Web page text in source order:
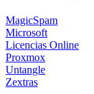
MagicSpam
Microsoft
Licencias Online
Proxmox
Untangle
Zextras